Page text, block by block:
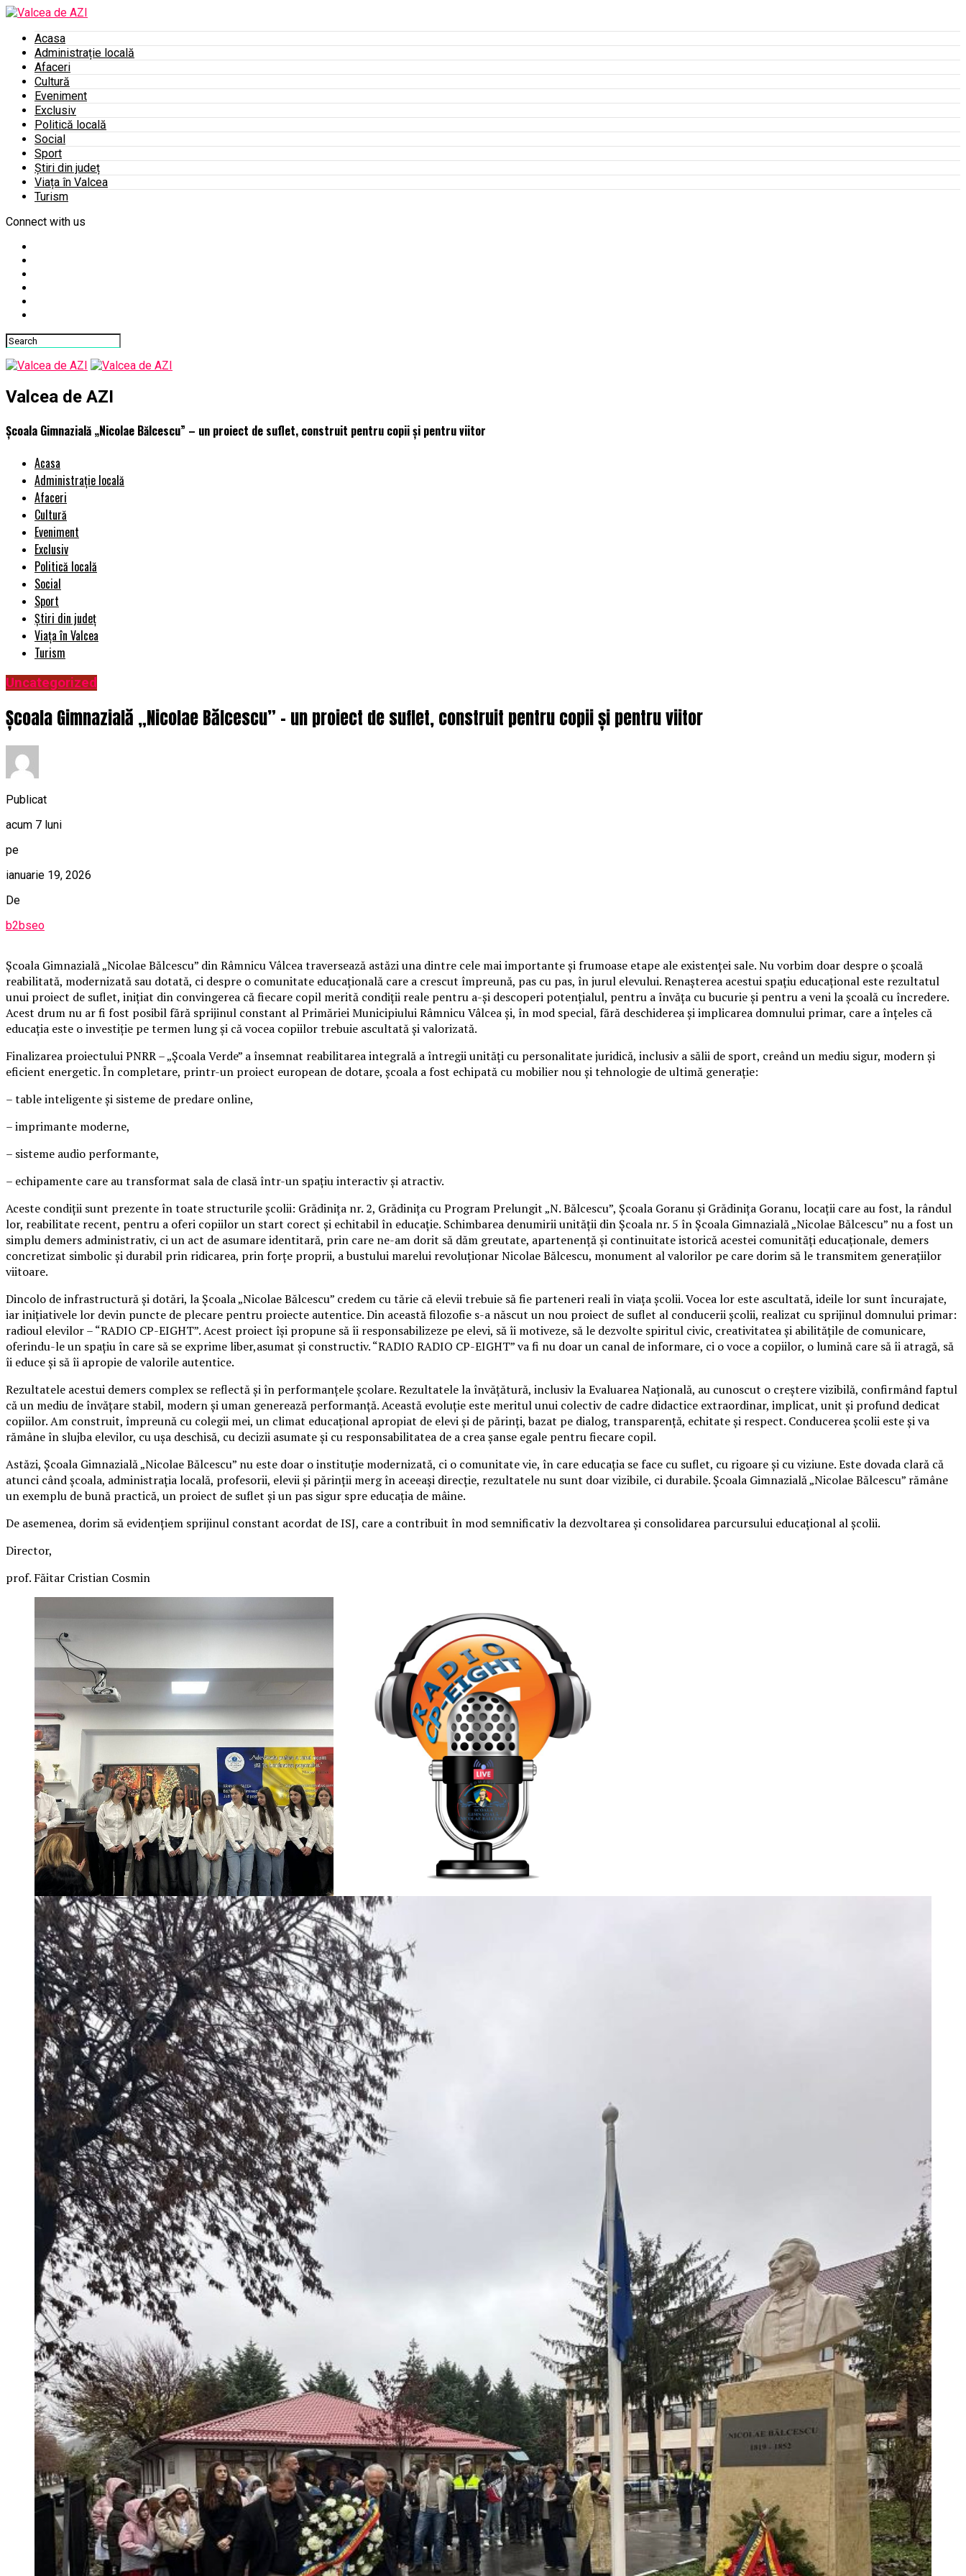
Acasa
Administrație locală
Afaceri
Cultură
Eveniment
Exclusiv
Politică locală
Social
Sport
Știri din județ
Viața în Valcea
Turism
Connect with us
Valcea de AZI
Școala Gimnazială „Nicolae Bălcescu” – un proiect de suflet, construit pentru copii și pentru viitor
Acasa
Administrație locală
Afaceri
Cultură
Eveniment
Exclusiv
Politică locală
Social
Sport
Știri din județ
Viața în Valcea
Turism
Uncategorized
Școala Gimnazială „Nicolae Bălcescu” – un proiect de suflet, construit pentru copii și pentru viitor
Publicat
acum 7 luni
pe
ianuarie 19, 2026
De
b2bseo
Școala Gimnazială „Nicolae Bălcescu” din Râmnicu Vâlcea traversează astăzi una dintre cele mai importante și frumoase etape ale existenței sale. Nu vorbim doar despre o școală
reabilitată, modernizată sau dotată, ci despre o comunitate educațională care a crescut împreună, pas cu pas, în jurul elevului. Renașterea acestui spațiu educațional este rezultatul
unui proiect de suflet, inițiat din convingerea că fiecare copil merită condiții reale pentru a-și descoperi potențialul, pentru a învăța cu bucurie și pentru a veni la școală cu încredere.
Acest drum nu ar fi fost posibil fără sprijinul constant al Primăriei Municipiului Râmnicu Vâlcea și, în mod special, fără deschiderea și implicarea domnului primar, care a înțeles că
educația este o investiție pe termen lung și că vocea copiilor trebuie ascultată și valorizată.
Finalizarea proiectului PNRR – „Școala Verde” a însemnat reabilitarea integrală a întregii unități cu personalitate juridică, inclusiv a sălii de sport, creând un mediu sigur, modern și
eficient energetic. În completare, printr-un proiect european de dotare, școala a fost echipată cu mobilier nou și tehnologie de ultimă generație:
– table inteligente și sisteme de predare online,
– imprimante moderne,
– sisteme audio performante,
– echipamente care au transformat sala de clasă într-un spațiu interactiv și atractiv.
Aceste condiții sunt prezente în toate structurile școlii: Grădinița nr. 2, Grădinița cu Program Prelungit „N. Bălcescu”, Școala Goranu și Grădinița Goranu, locații care au fost, la rândul
lor, reabilitate recent, pentru a oferi copiilor un start corect și echitabil în educație. Schimbarea denumirii unității din Școala nr. 5 în Școala Gimnazială „Nicolae Bălcescu” nu a fost un
simplu demers administrativ, ci un act de asumare identitară, prin care ne-am dorit să dăm greutate, apartenență și continuitate istorică acestei comunități educaționale, demers
concretizat simbolic și durabil prin ridicarea, prin forțe proprii, a bustului marelui revoluționar Nicolae Bălcescu, monument al valorilor pe care dorim să le transmitem generațiilor
viitoare.
Dincolo de infrastructură și dotări, la Școala „Nicolae Bălcescu” credem cu tărie că elevii trebuie să fie parteneri reali în viața școlii. Vocea lor este ascultată, ideile lor sunt încurajate,
iar inițiativele lor devin puncte de plecare pentru proiecte autentice. Din această filozofie s-a născut un nou proiect de suflet al conducerii școlii, realizat cu sprijinul domnului primar:
radioul elevilor – “RADIO CP-EIGHT”. Acest proiect își propune să îi responsabilizeze pe elevi, să îi motiveze, să le dezvolte spiritul civic, creativitatea și abilitățile de comunicare,
oferindu-le un spațiu în care să se exprime liber,asumat și constructiv. “RADIO RADIO CP-EIGHT” va fi nu doar un canal de informare, ci o voce a copiilor, o lumină care să îi atragă, să
îi educe și să îi apropie de valorile autentice.
Rezultatele acestui demers complex se reflectă și în performanțele școlare. Rezultatele la învățătură, inclusiv la Evaluarea Națională, au cunoscut o creștere vizibilă, confirmând faptul
că un mediu de învățare stabil, modern și uman generează performanță. Această evoluție este meritul unui colectiv de cadre didactice extraordinar, implicat, unit și profund dedicat
copiilor. Am construit, împreună cu colegii mei, un climat educațional apropiat de elevi și de părinți, bazat pe dialog, transparență, echitate și respect. Conducerea școlii este și va
rămâne în slujba elevilor, cu ușa deschisă, cu decizii asumate și cu responsabilitatea de a crea șanse egale pentru fiecare copil.
Astăzi, Școala Gimnazială „Nicolae Bălcescu” nu este doar o instituție modernizată, ci o comunitate vie, în care educația se face cu suflet, cu rigoare și cu viziune. Este dovada clară că
atunci când școala, administrația locală, profesorii, elevii și părinții merg în aceeași direcție, rezultatele nu sunt doar vizibile, ci durabile. Școala Gimnazială „Nicolae Bălcescu” rămâne
un exemplu de bună practică, un proiect de suflet și un pas sigur spre educația de mâine.
De asemenea, dorim să evidențiem sprijinul constant acordat de ISJ, care a contribuit în mod semnificativ la dezvoltarea și consolidarea parcursului educațional al școlii.
Director,
prof. Făitar Cristian Cosmin